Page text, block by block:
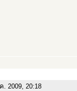
. 2009, 20:18